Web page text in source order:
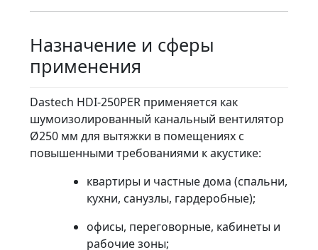
Назначение и сферы
применения
Dastech HDI-250PER применяется как
шумоизолированный канальный вентилятор
Ø250 мм для вытяжки в помещениях с
повышенными требованиями к акустике:
квартиры и частные дома (спальни,
кухни, санузлы, гардеробные);
офисы, переговорные, кабинеты и
рабочие зоны;